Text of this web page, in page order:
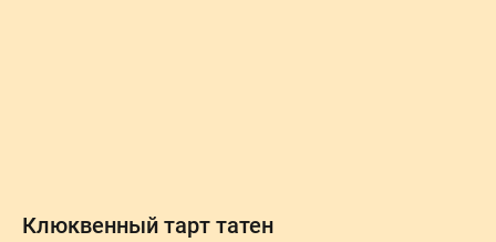
Клюквенный тарт татен